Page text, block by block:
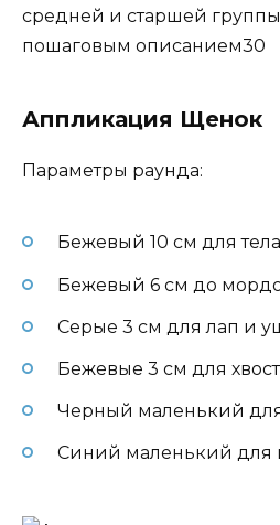
Аппликация Щенок
Параметры раунда:
Бежевый 10 см для
Бежевый 6 см до
Серые 3 см для лап и
Бежевые 3 см для
Черный маленький
Синий маленький для